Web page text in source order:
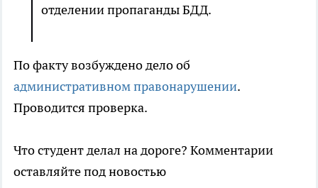
отделении пропаганды БДД.
По факту возбуждено дело об
административном правонарушении.
Проводится проверка.
Что студент делал на дороге? Комментарии
оставляйте под новостью